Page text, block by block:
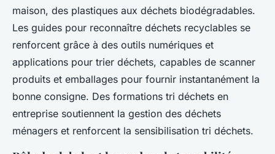
maison, des plastiques aux déchets biodégradables.
Les guides pour reconnaître déchets recyclables se
renforcent grâce à des outils numériques et
applications pour trier déchets, capables de scanner
produits et emballages pour fournir instantanément la
bonne consigne. Des formations tri déchets en
entreprise soutiennent la gestion des déchets
ménagers et renforcent la sensibilisation tri déchets.